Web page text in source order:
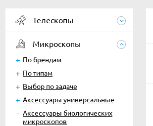
Телескопы
Микроскопы
По брендам
По типам
Выбор по задаче
Аксессуары универсальные
Аксессуары биологических
микроскопов